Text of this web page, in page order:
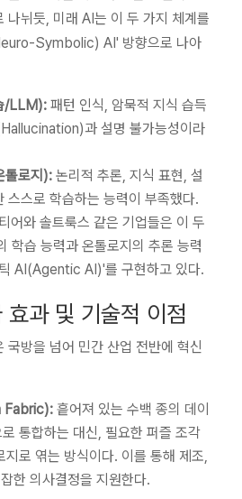
나뉘듯, 미래 AI는 이 두 가지 체계를
Symbolic) AI' 방향으로 나아
/LLM): 패턴 인식, 암묵적 지식 습득
과 설명 불가능성이라
톨로지): 논리적 추론, 지식 표현, 설
스스로 학습하는 능력이 부족했다.
어와 솔트룩스 같은 기업들은 이 두
학습 능력과 온톨로지의 추론 능력
AI(Agentic AI)'를 구현하고 있다.
과 및 기술적 이점
국방을 넘어 민간 산업 전반에 혁신
Fabric): 흩어져 있는 수백 종의 데이
통합하는 대신, 필요한 퍼즐 조각
지로 엮는 방식이다. 이를 통해 제조,
한 의사결정을 지원한다.